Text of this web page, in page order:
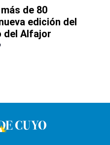
de 80
edición del
del Alfajor